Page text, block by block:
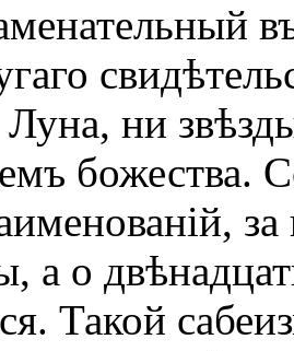
ни
божества.
а о
Такой